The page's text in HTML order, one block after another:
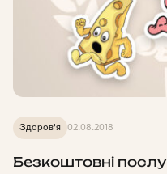
Здоров'я 02.08.2018
Безкоштовні